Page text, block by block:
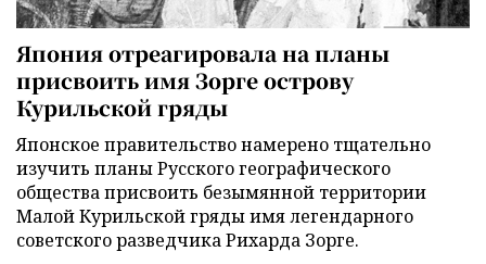
Япония отреагировала на планы
присвоить имя Зорге острову
Курильской гряды
Японское правительство намерено тщательно
изучить планы Русского географического
общества присвоить безымянной территории
Малой Курильской гряды имя легендарного
советского разведчика Рихарда Зорге.